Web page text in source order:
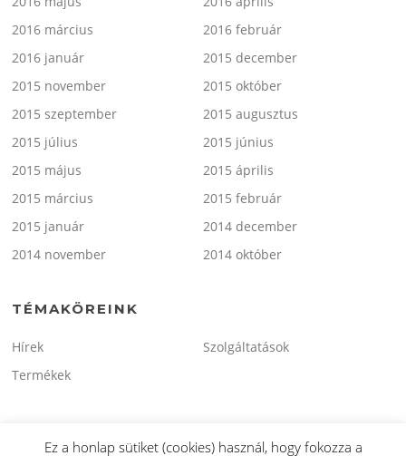
2016 március
2016 február
2016 január
2015 december
2015 november
2015 október
2015 szeptember
2015 augusztus
2015 július
2015 június
2015 május
2015 április
2015 március
2015 február
2015 január
2014 december
2014 november
2014 október
TÉMAKÖREINK
Hírek
Szolgáltatások
Termékek
Ez a honlap sütiket (cookies) használ, hogy fokozza a